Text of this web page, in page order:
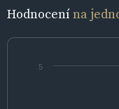
Hodnocenína
5